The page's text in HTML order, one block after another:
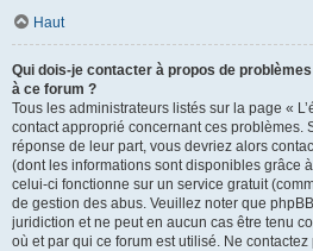
Haut
Qui dois-je contacter à propos de problèmes
à ce forum ?
Tous les administrateurs listés sur la page «
contact approprié concernant ces problèmes.
réponse de leur part, vous devriez alors
(dont les informations sont disponibles grâce à
celui-ci fonctionne sur un service gratuit
de gestion des abus. Veuillez noter que
juridiction et ne peut en aucun cas être tenu
où et par qui ce forum est utilisé. Ne